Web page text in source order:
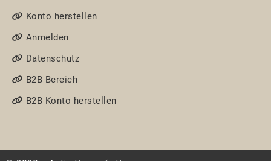
Konto herstellen
Anmelden
Datenschutz
B2B Bereich
B2B Konto herstellen